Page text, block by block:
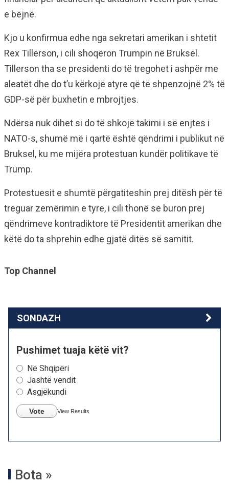
e bëjnë.
Kjo u konfirmua edhe nga sekretari amerikan i shtetit
Rex Tillerson, i cili shoqëron Trumpin në Bruksel.
Tillerson tha se presidenti do të tregohet i ashpër me
aleatët dhe do t’u kërkojë atyre që të shpenzojnë 2% të
GDP-së për buxhetin e mbrojtjes.
Ndërsa nuk dihet si do të shkojë takimi i së enjtes i
NATO-s, shumë më i qartë është qëndrimi i publikut në
Bruksel, ku me mijëra protestuan kundër politikave të
Trump.
Protestuesit e shumtë përgatiteshin prej ditësh për të
treguar zemërimin e tyre, i cili thonë se buron prej
qëndrimeve kontradiktore të Presidentit amerikan dhe
këtë do ta shprehin edhe gjatë ditës së samitit.
Top Channel
SONDAZH
Pushimet tuaja këtë vit?
Në Shqipëri
Jashtë vendit
Asgjëkundi
Vote View Results
Bota »